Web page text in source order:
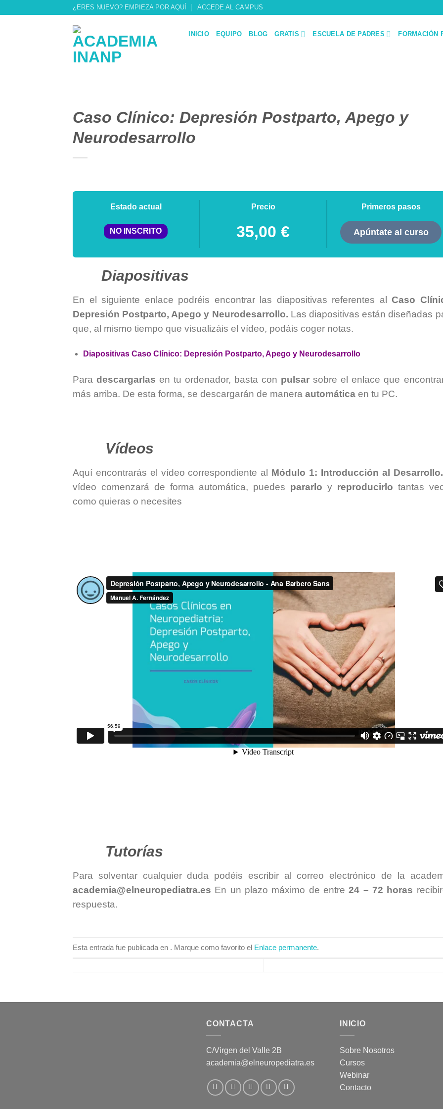
¿ERES NUEVO? EMPIEZA POR AQUÍ ACCEDE AL CAMPUS
INICIO EQUIPO BLOG GRATIS ESCUELA DE PADRES FORMACIÓN
Caso Clínico: Depresión Postparto, Apego y
Neurodesarrollo
Estado actual
NO INSCRITO
Precio
35,00 €
Primeros pasos
Apúntate al curso
Diapositivas
En el siguiente enlace podréis encontrar las diapositivas referentes al Caso
Depresión Postparto, Apego y Neurodesarrollo. Las diapositivas están diseñadas
que, al mismo tiempo que visualizáis el vídeo, podáis coger notas.
Diapositivas Caso Clínico: Depresión Postparto, Apego y Neurodesarrollo
Paradescargarlas en tu ordenador, basta con pulsar sobre el enlace que
más arriba. De esta forma, se descargarán de manera automática en tu PC.
Vídeos
Aquí encontrarás el vídeo correspondiente al Módulo 1: Introducción al Desarrollo.
vídeo comenzará de forma automática, puedes pararlo y reproducirlo tantas
como quieras o necesites
Tutorías
Para solventar cualquier duda podéis escribir al correo electrónico de la
academia@elneuropediatra.es En un plazo máximo de entre24 – 72 horas
respuesta.
Esta entrada fue publicada en . Marque como favorito el Enlace permanente.
CONTACTA
C/Virgen del Valle 2B
academia@elneuropediatra.es
INICIO
Sobre Nosotros
Cursos
Webinar
Contacto